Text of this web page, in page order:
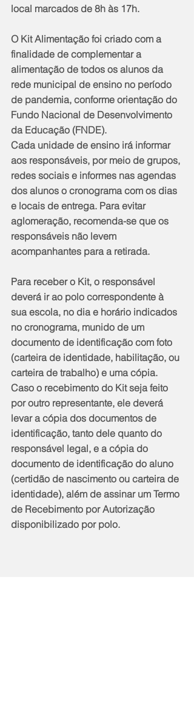
local marcados de 8h às 17h.
O Kit Alimentação foi criado com a
finalidade de complementar a
alimentação de todos os alunos da
rede municipal de ensino no período
de pandemia, conforme orientação do
Fundo Nacional de Desenvolvimento
da Educação (FNDE).
Cada unidade de ensino irá informar
aos responsáveis, por meio de grupos,
redes sociais e informes nas agendas
dos alunos o cronograma com os dias
e locais de entrega. Para evitar
aglomeração, recomenda-se que os
responsáveis não levem
acompanhantes para a retirada.
Para receber o Kit, o responsável
deverá ir ao polo correspondente à
sua escola, no dia e horário indicados
no cronograma, munido de um
documento de identificação com foto
(carteira de identidade, habilitação, ou
carteira de trabalho) e uma cópia.
Caso o recebimento do Kit seja feito
por outro representante, ele deverá
levar a cópia dos documentos de
identificação, tanto dele quanto do
responsável legal, e a cópia do
documento de identificação do aluno
(certidão de nascimento ou carteira de
identidade), além de assinar um Termo
de Recebimento por Autorização
disponibilizado por polo.